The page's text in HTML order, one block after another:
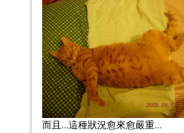
而且...這種狀況愈來愈嚴重...